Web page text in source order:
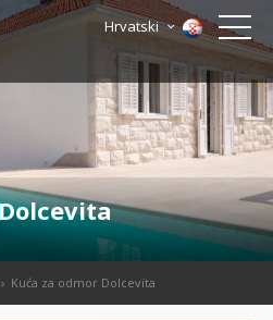
Hrvatski
Kuća za odmor Dolcevita